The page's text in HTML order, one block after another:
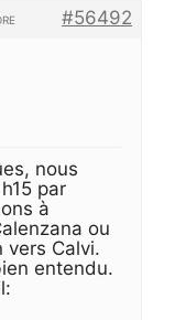
#56492
nous
par
à
ou
vers Calvi.
entendu.